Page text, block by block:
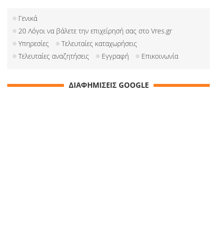
Γενικά
20 Λόγοι να βάλετε την επιχείρησή σας στο Vres.gr
Υπηρεσίες
Τελευταίες καταχωρήσεις
Τελευταίες αναζητήσεις
Εγγραφή Επικοινωνία
ΔΙΑΦΗΜΙΣΕΙΣ GOOGLE